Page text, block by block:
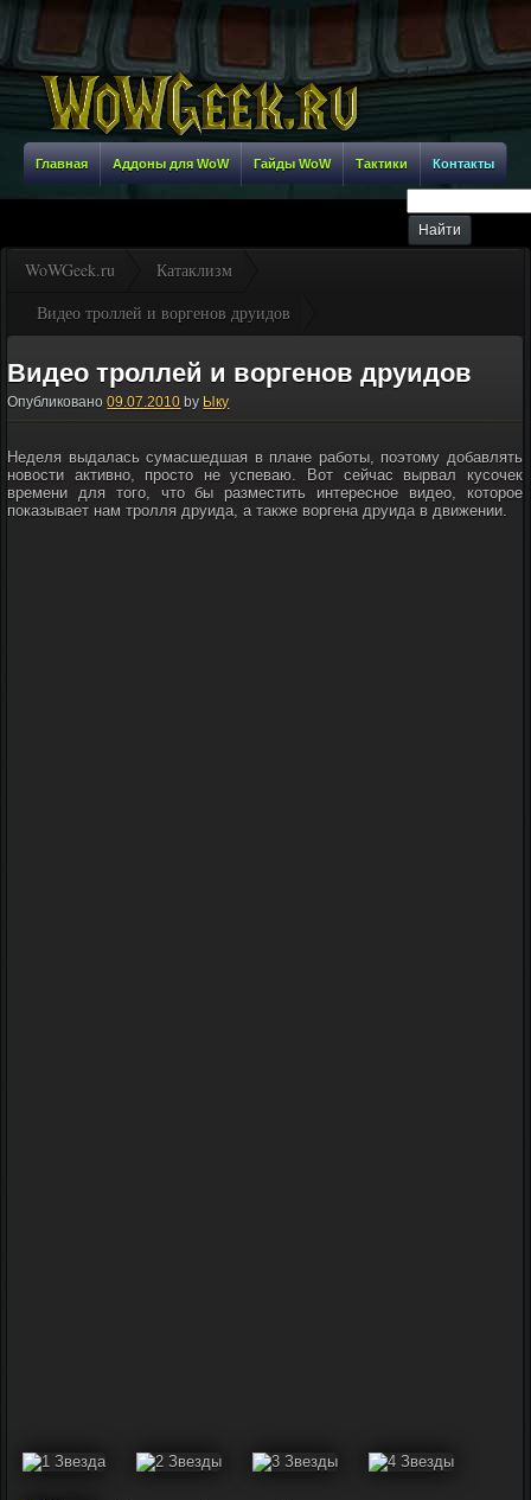
Главная Аддоны для WoW Гайды WoW Тактики Контакты
WoWGeek.ru
Катаклизм
Видео троллей и воргенов друидов
Видео троллей и воргенов друидов
Опубликовано 09.07.2010 by Ыку
Неделя выдалась сумасшедшая в плане работы, поэтому добавлять
новости активно, просто не успеваю. Вот сейчас вырвал кусочек
времени для того, что бы разместить интересное видео, которое
показывает нам тролля друида, а также воргена друида в движении.